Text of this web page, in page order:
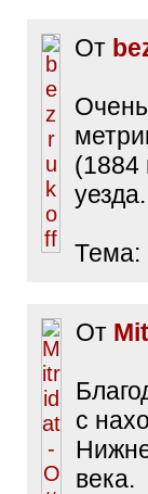
От
(1884
Тема:
От
с
века.